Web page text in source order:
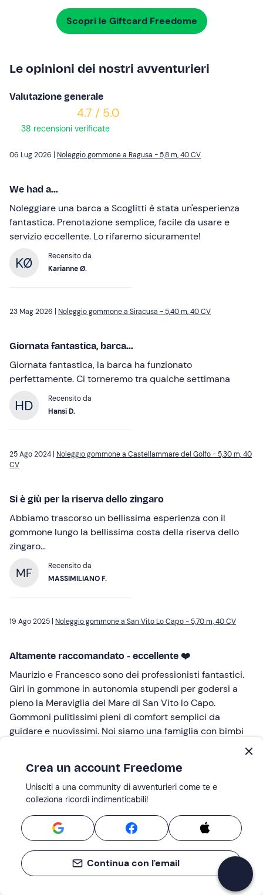
Scopri le Giftcard Freedome
Le opinioni dei nostri avventurieri
Valutazione generale
4.7 / 5.0
38 recensioni verificate
06 Lug 2026 | Noleggio gommone a Ragusa - 5,8 m, 40 CV
We had a...
Noleggiare una barca a Scoglitti è stata un'esperienza
fantastica. Prenotazione semplice, facile da usare e
servizio eccellente. Lo rifaremo sicuramente!
Recensito da
Karianne Ø.
23 Mag 2026 | Noleggio gommone a Siracusa - 5,40 m, 40 CV
Giornata fantastica, barca...
Giornata fantastica, la barca ha funzionato
perfettamente. Ci torneremo tra qualche settimana
Recensito da
Hansi D.
25 Ago 2024 | Noleggio gommone a Castellammare del Golfo - 5,30 m, 40
CV
Si è giù per la riserva dello zingaro
Abbiamo trascorso un bellissima esperienza con il
gommone lungo la bellissima costa della riserva dello
zingaro…
MF
Recensito da
MASSIMILIANO F.
19 Ago 2025 | Noleggio gommone a San Vito Lo Capo - 5,70 m, 40 CV
Altamente raccomandato - eccellente ❤️
Maurizio e Francesco sono dei professionisti fantastici.
Giri in gommone in autonomia stupendi per godersi a
pieno la Meraviglia del Mare di San Vito lo Capo.
Gommoni pulitissimi pieni di comfort semplici da
guidare e nuovissimi. Noi siamo una famiglia con bimbi
Recensito da
08 Lug 2025 | Noleggio gommone a Castellammare del Golfo in provincia
di Trapani - 5,80 m, 40 CV
Bella esperienza
È stata una bella esperienza,ho guidato il gommone per
Crea un account Freedome
Unisciti a una community di avventurieri come te e
colleziona ricordi indimenticabili!
Continua con l'email